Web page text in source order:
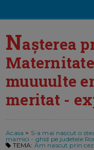
Nașterea
muuuulte
meritat -
Acasa > S-a mai nascut o
mamici - ghid pe judetele
TEMA: Am nascut prin